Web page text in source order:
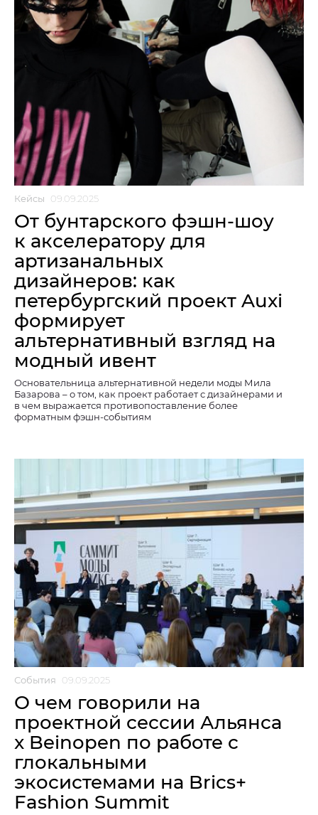
Кейсы 09.09.2025
От бунтарского фэшн-шоу
к акселератору для
артизанальных
дизайнеров: как
петербургский проект Auxi
формирует
альтернативный взгляд на
модный ивент
Основательница альтернативной недели моды Мила
Базарова – о том, как проект работает с дизайнерами и
в чем выражается противопоставление более
форматным фэшн-событиям
События 09.09.2025
О чем говорили на
проектной сессии Альянса
x Beinopen по работе с
глокальными
экосистемами на Brics+
Fashion Summit